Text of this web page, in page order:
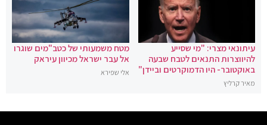
עיתונאי מצרי: "מי שסייע
להיווצרות התנאים לטבח שבעה
באוקטובר- היו הדמוקרטים וביידן"
מאיר קרליץ
מטח משמעותי של כטב"מים שוגרו
אל עבר ישראל מכיוון עיראק
אלי שפירא